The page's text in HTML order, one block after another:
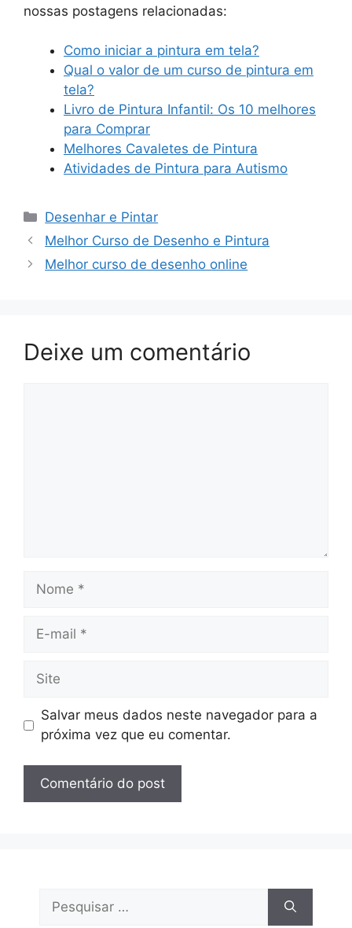
nossas postagens relacionadas:
Como iniciar a pintura em tela?
Qual o valor de um curso de pintura em
tela?
Livro de Pintura Infantil: Os 10 melhores
para Comprar
Melhores Cavaletes de Pintura
Atividades de Pintura para Autismo
Categorias
Desenhar e Pintar
Melhor Curso de Desenho e Pintura
Melhor curso de desenho online
Deixe um comentário
Nome
Site
Salvar meus dados neste navegador para a
próxima vez que eu comentar.
por: